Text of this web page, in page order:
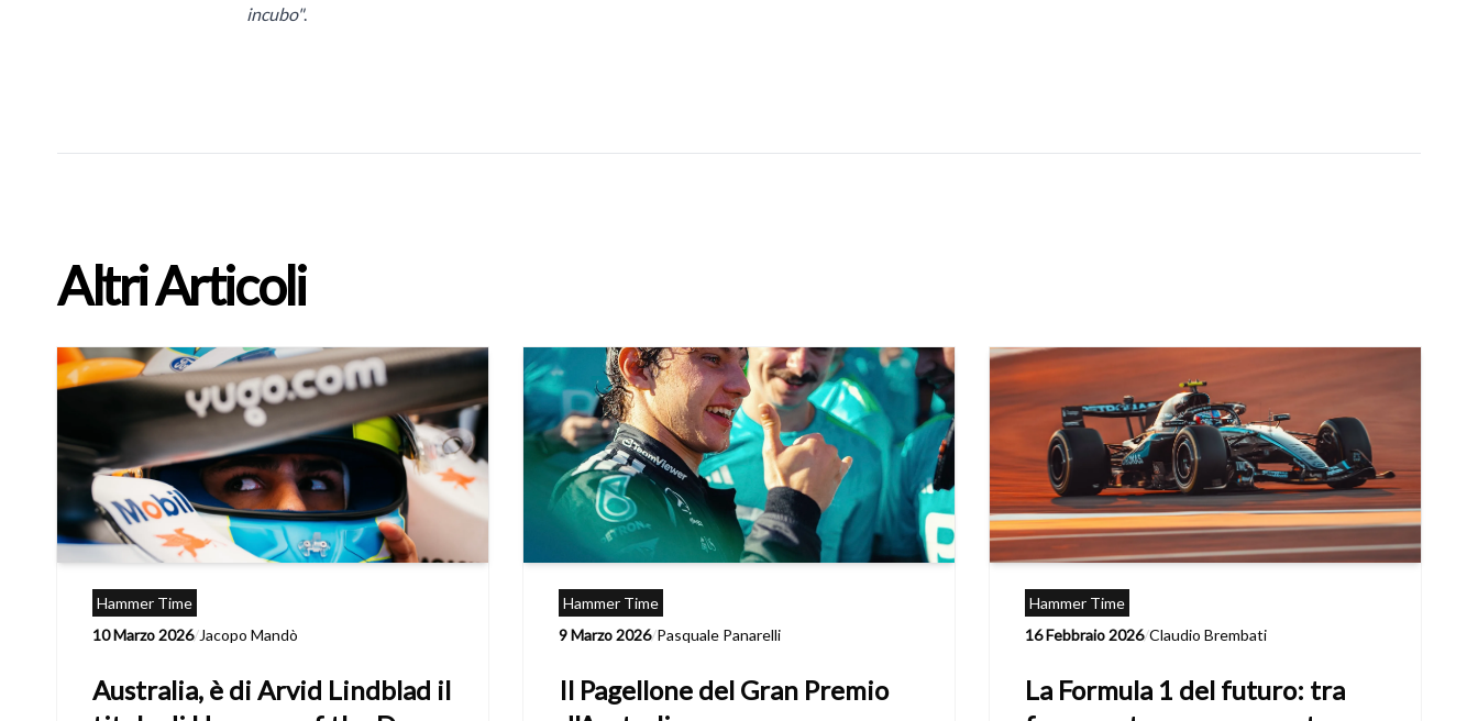
incubo".
Altri Articoli
Hammer Time
10 Marzo 2026/Jacopo Mandò
Australia, è di Arvid Lindblad il
Hammer Time
9 Marzo 2026/Pasquale Panarelli
Il Pagellone del Gran Premio
Hammer Time
16 Febbraio 2026/Claudio Brembati
La Formula 1 del futuro: tra